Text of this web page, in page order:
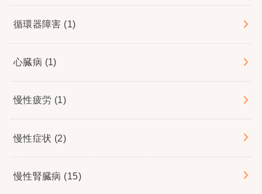
循環器障害 (1)
心臓病 (1)
慢性疲労 (1)
慢性症状 (2)
慢性腎臓病 (15)